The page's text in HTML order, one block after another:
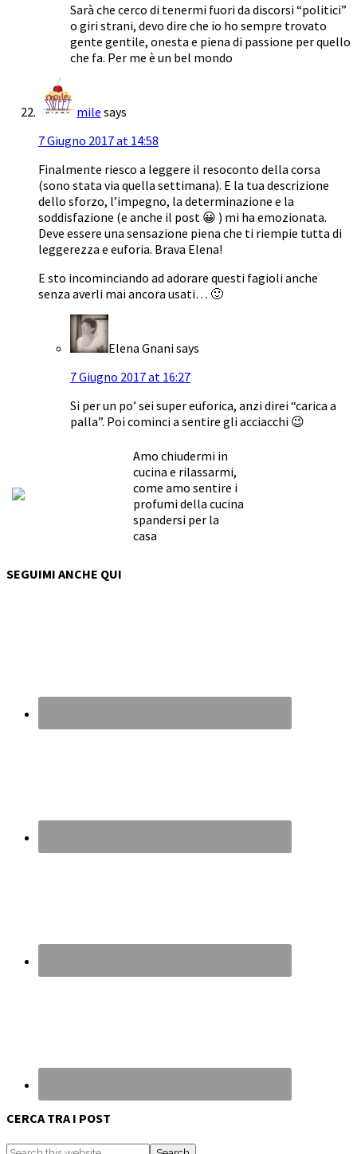
Sarà che cerco di tenermi fuori da discorsi “politici”
o giri strani, devo dire che io ho sempre trovato
gente gentile, onesta e piena di passione per quello
che fa. Per me è un bel mondo
mile says
7 Giugno 2017 at 14:58
Finalmente riesco a leggere il resoconto della corsa
(sono stata via quella settimana). E la tua descrizione
dello sforzo, l’impegno, la determinazione e la
soddisfazione (e anche il post 😀 ) mi ha emozionata.
Deve essere una sensazione piena che ti riempie tutta di
leggerezza e euforia. Brava Elena!
E sto incominciando ad adorare questi fagioli anche
senza averli mai ancora usati… 🙂
Elena Gnanisays
7 Giugno 2017 at 16:27
Si per un po’ sei super euforica, anzi direi “carica a
palla”. Poi cominci a sentire gli acciacchi 😉
Amo chiudermi in
cucina e rilassarmi,
come amo sentire i
profumi della cucina
spandersi per la
casa
SEGUIMI ANCHE QUI
CERCA TRA I POST